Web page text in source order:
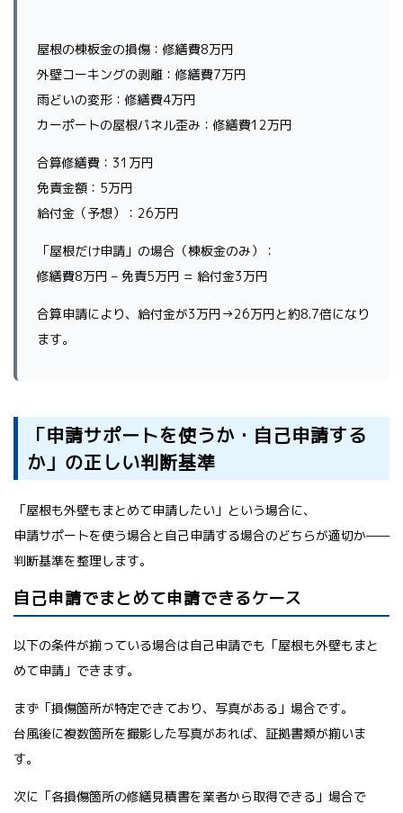
屋根の棟板金の損傷：修繕費8万円
外壁コーキングの剥離：修繕費7万円
雨どいの変形：修繕費4万円
カーポートの屋根パネル歪み：修繕費12万円
合算修繕費：31万円
免責金額：5万円
給付金（予想）：26万円
「屋根だけ申請」の場合（棟板金のみ）：
修繕費8万円 – 免責5万円 = 給付金3万円
合算申請により、給付金が3万円→26万円と約8.7倍になり
ます。
「申請サポートを使うか・自己申請する
か」の正しい判断基準
「屋根も外壁もまとめて申請したい」という場合に、
申請サポートを使う場合と自己申請する場合のどちらが適切か——
判断基準を整理します。
自己申請でまとめて申請できるケース
以下の条件が揃っている場合は自己申請でも「屋根も外壁もまと
めて申請」できます。
まず「損傷箇所が特定できており、写真がある」場合です。
台風後に複数箇所を撮影した写真があれば、証拠書類が揃いま
す。
次に「各損傷箇所の修繕見積書を業者から取得できる」場合で